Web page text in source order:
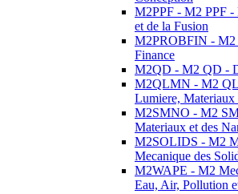
M2PPF - M2 PPF -
et de la Fusion
M2PROBFIN - M2
Finance
M2QD - M2 QD -
M2QLMN - M2
Lumiere, Materiaux
M2SMNO - M2
Materiaux et des
M2SOLIDS - M2
Mecanique des
M2WAPE - M2
Eau, Air, Pollution